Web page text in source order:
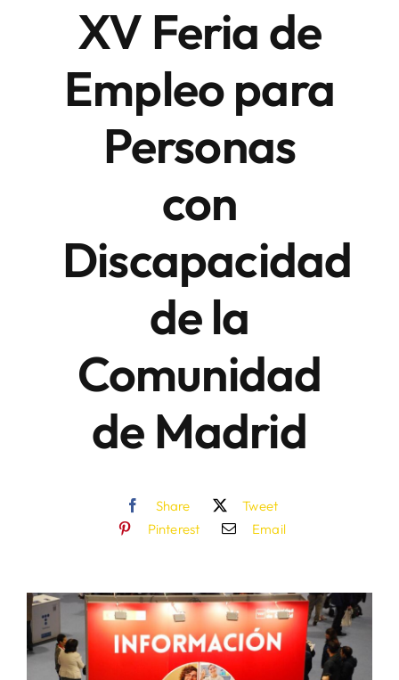
XV Feria de
Empleo para
Personas
con
Discapacidad
de la
Comunidad
de Madrid
Share
Tweet
Pinterest
Email